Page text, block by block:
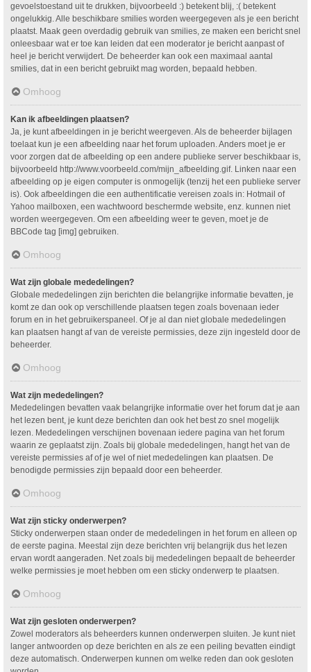
gevoelstoestand uit te drukken, bijvoorbeeld :) betekent blij, :( betekent
ongelukkig. Alle beschikbare smilies worden weergegeven als je een bericht
plaatst. Maak geen overdadig gebruik van smilies, ze maken een bericht snel
onleesbaar wat er toe kan leiden dat een moderator je bericht aanpast of
heel je bericht verwijdert. De beheerder kan ook een maximaal aantal
smilies, dat in een bericht gebruikt mag worden, bepaald hebben.
Omhoog
Kan ik afbeeldingen plaatsen?
Ja, je kunt afbeeldingen in je bericht weergeven. Als de beheerder bijlagen
toelaat kun je een afbeelding naar het forum uploaden. Anders moet je er
voor zorgen dat de afbeelding op een andere publieke server beschikbaar is,
bijvoorbeeld http://www.voorbeeld.com/mijn_afbeelding.gif. Linken naar een
afbeelding op je eigen computer is onmogelijk (tenzij het een publieke server
is). Ook afbeeldingen die een authentificatie vereisen zoals in: Hotmail of
Yahoo mailboxen, een wachtwoord beschermde website, enz. kunnen niet
worden weergegeven. Om een afbeelding weer te geven, moet je de
BBCode tag [img] gebruiken.
Omhoog
Wat zijn globale mededelingen?
Globale mededelingen zijn berichten die belangrijke informatie bevatten, je
komt ze dan ook op verschillende plaatsen tegen zoals bovenaan ieder
forum en in het gebruikerspaneel. Of je al dan niet globale mededelingen
kan plaatsen hangt af van de vereiste permissies, deze zijn ingesteld door de
beheerder.
Omhoog
Wat zijn mededelingen?
Mededelingen bevatten vaak belangrijke informatie over het forum dat je aan
het lezen bent, je kunt deze berichten dan ook het best zo snel mogelijk
lezen. Mededelingen verschijnen bovenaan iedere pagina van het forum
waarin ze geplaatst zijn. Zoals bij globale mededelingen, hangt het van de
vereiste permissies af of je wel of niet mededelingen kan plaatsen. De
benodigde permissies zijn bepaald door een beheerder.
Omhoog
Wat zijn sticky onderwerpen?
Sticky onderwerpen staan onder de mededelingen in het forum en alleen op
de eerste pagina. Meestal zijn deze berichten vrij belangrijk dus het lezen
ervan wordt aangeraden. Net zoals bij mededelingen bepaalt de beheerder
welke permissies je moet hebben om een sticky onderwerp te plaatsen.
Omhoog
Wat zijn gesloten onderwerpen?
Zowel moderators als beheerders kunnen onderwerpen sluiten. Je kunt niet
langer antwoorden op deze berichten en als ze een peiling bevatten eindigt
deze automatisch. Onderwerpen kunnen om welke reden dan ook gesloten